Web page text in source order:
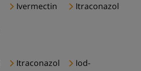
Ivermectin Itraconazol
Itraconazol
Iod-